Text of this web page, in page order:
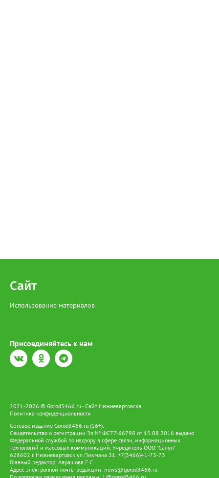
Сайт
Использование материалов
Присоединяйтесь к нам
2021-2026 © Gorod3466.ru - Сайт Нижневартовска
Политика конфиденциальности
Сетевое издание Gorod3466.ru (16+).
Свидетельство о регистрации Эл № ФС77-66798 от 15.08.2016 выдано
Федеральной службой по надзору в сфере связи, информационных
технологий и массовых коммуникаций. Учредитель ООО "Салун"
628602 г. Нижневартовск ул.Пикмана 31. +7(3466)41-73-73
Главный редактор: Аврашова Е.С.
Адрес электронной почты редакции: news@gorod3466.ru